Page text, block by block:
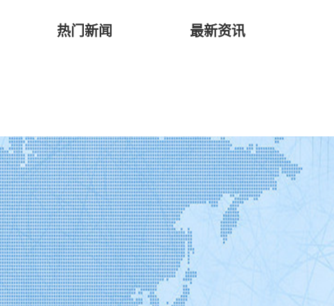
热门新闻 最新资讯